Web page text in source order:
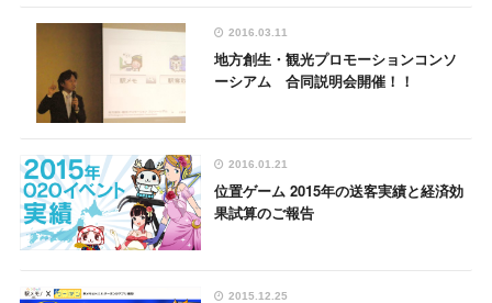
2016.03.11
地方創生・観光プロモーションコンソ
ーシアム 合同説明会開催！！
2016.01.21
位置ゲーム 2015年の送客実績と経済効
果試算のご報告
2015.12.25